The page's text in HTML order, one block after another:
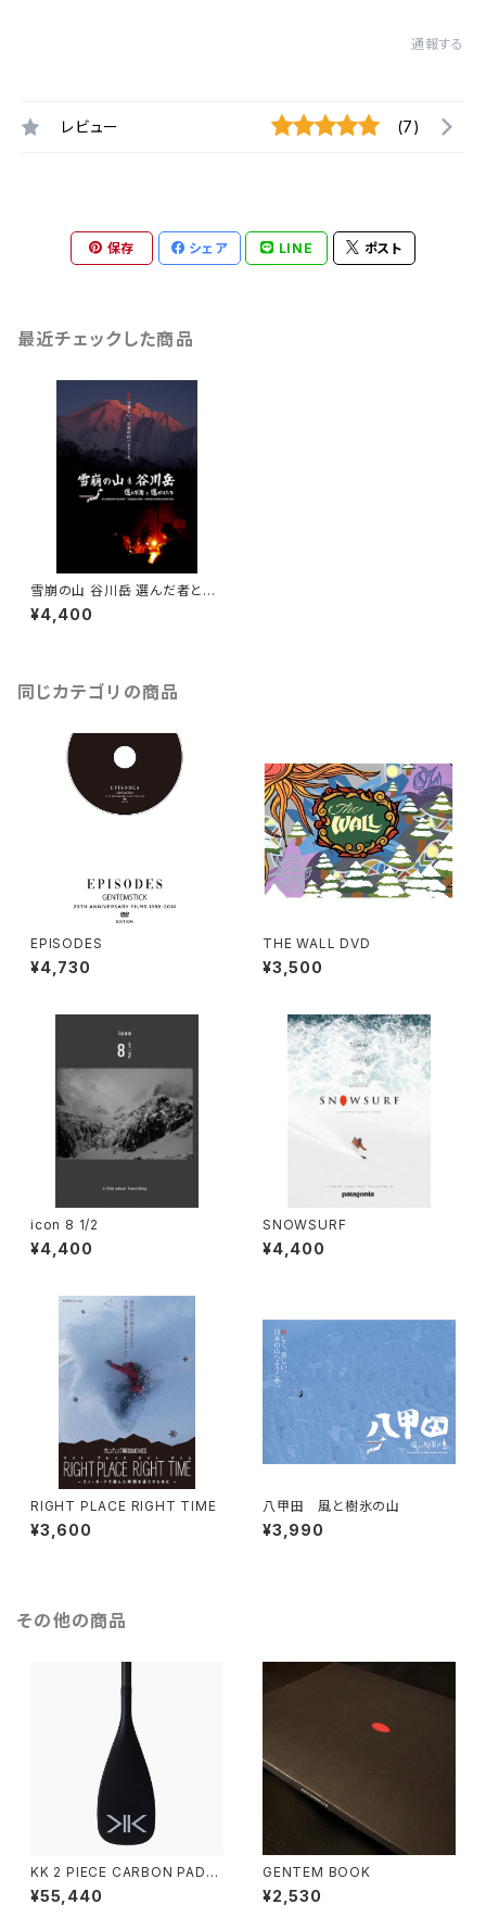
通報する
レビュー (7)
保存 シェア LINE ポスト
最近チェックした商品
雪崩の山 谷川岳 選んだ者と選
ばれた日
¥4,400
同じカテゴリの商品
EPISODES
¥4,730
THE WALL DVD
¥3,500
icon 8 1/2
¥4,400
SNOWSURF
¥4,400
RIGHT PLACE RIGHT TIME
¥3,600
八甲田 風と樹氷の山
¥3,990
その他の商品
KK 2 PIECE CARBON PADD
LE
¥55,440
GENTEM BOOK
¥2,530